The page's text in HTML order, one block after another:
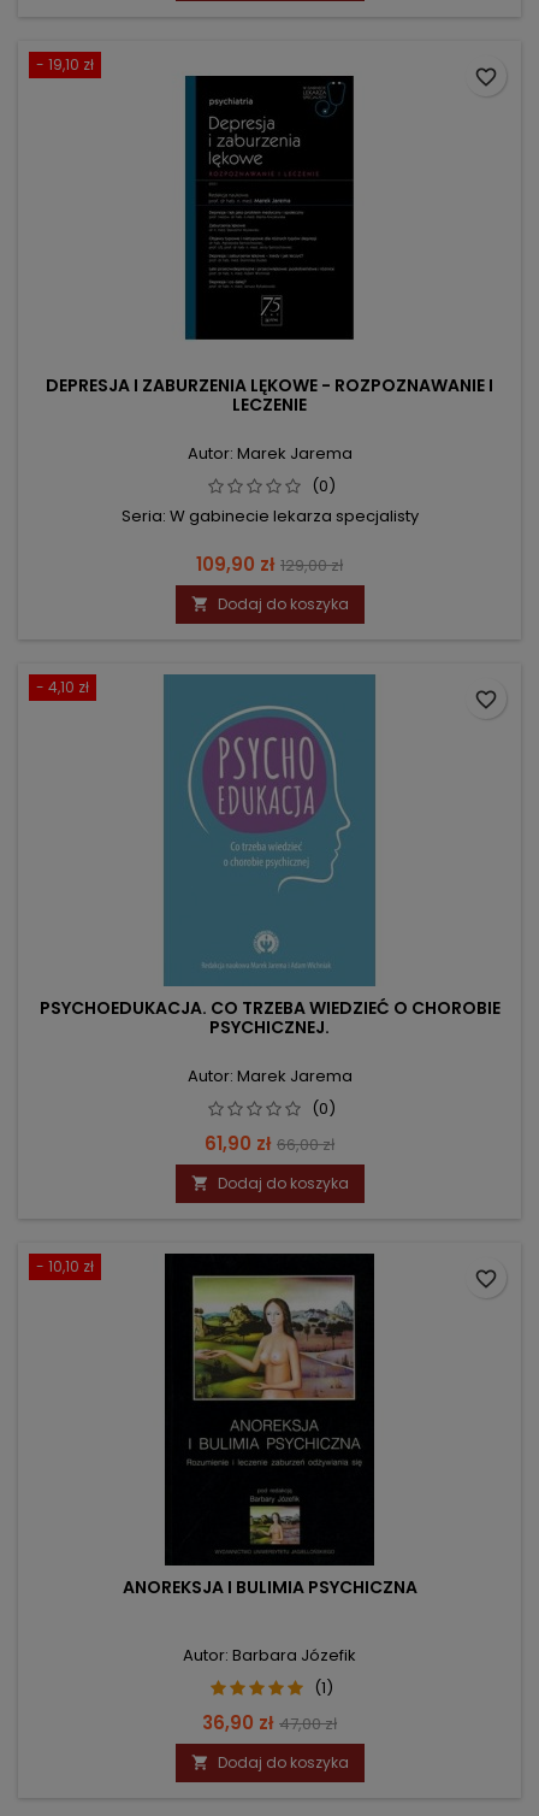
- 19,10 zł
DEPRESJA I ZABURZENIA LĘKOWE - ROZPOZNAWANIE I
LECZENIE
Autor: Marek Jarema
(0)
Seria: W gabinecie lekarza specjalisty
Cena
109,90 zł Cena
podstawowa
129,00 zł
 Dodaj do koszyka
favorite_border
- 4,10 zł
PSYCHOEDUKACJA. CO TRZEBA WIEDZIEĆ O CHOROBIE
PSYCHICZNEJ.
Autor: Marek Jarema
(0)
Cena
61,90 zł Cena
podstawowa
66,00 zł
 Dodaj do koszyka
favorite_border
- 10,10 zł
ANOREKSJA I BULIMIA PSYCHICZNA
Autor: Barbara Józefik
(1)
Cena
36,90 zł Cena
podstawowa
47,00 zł
 Dodaj do koszyka
favorite_border